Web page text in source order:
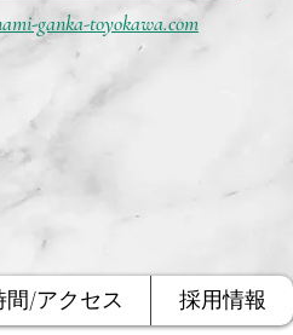
ganka-toyokawa.com
間/アクセス 採用情報